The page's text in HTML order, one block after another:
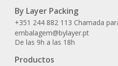
By Layer Packing
+351 244 882 113 Chamada
embalagem@bylayer.pt
De las 9h a las 18h
Productos